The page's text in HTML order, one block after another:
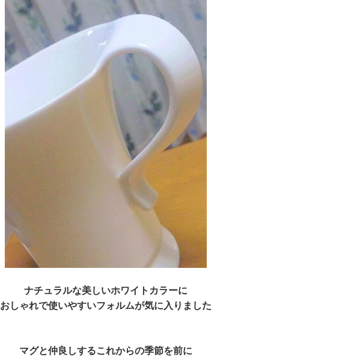
ナチュラルな美しいホワイトカラーに
おしゃれで使いやすいフォルムが気に入りました
マグと仲良しするこれからの季節を前に